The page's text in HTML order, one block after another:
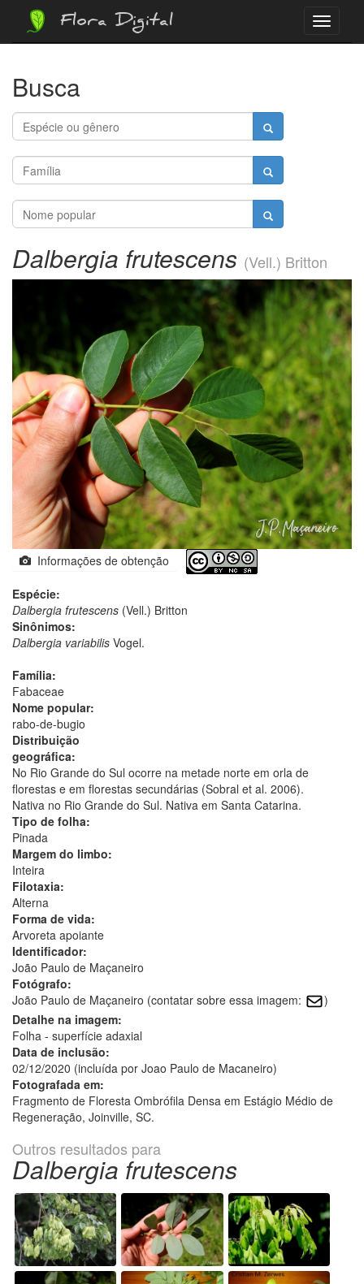
Menu
Flora Digital
Busca
Dalbergia frutescens (Vell.) Britton
Informações de obtenção
Espécie:
Dalbergia frutescens (Vell.) Britton
Sinônimos:
Dalbergia variabilis Vogel.
Família:
Fabaceae
Nome popular:
rabo-de-bugio
Distribuição
geográfica:
No Rio Grande do Sul ocorre na metade norte em orla de
florestas e em florestas secundárias (Sobral et al. 2006).
Nativa no Rio Grande do Sul. Nativa em Santa Catarina.
Tipo de folha:
Pinada
Margem do limbo:
Inteira
Filotaxia:
Alterna
Forma de vida:
Arvoreta apoiante
Identificador:
João Paulo de Maçaneiro
Fotógrafo:
João Paulo de Maçaneiro (contatar sobre essa imagem:
)
Detalhe na imagem:
Folha - superfície adaxial
Data de inclusão:
02/12/2020 (incluída por Joao Paulo de Macaneiro)
Fotografada em:
Fragmento de Floresta Ombrófila Densa em Estágio Médio de
Regeneração, Joinville, SC.
Outros resultados para
Dalbergia frutescens